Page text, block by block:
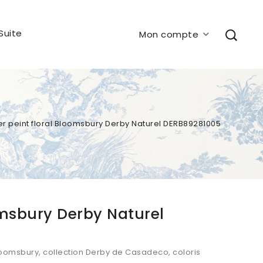
Mon compte
peint floral Bloomsbury Derby Naturel DERB89281005
Derby Naturel
collection Derby de Casadeco, coloris